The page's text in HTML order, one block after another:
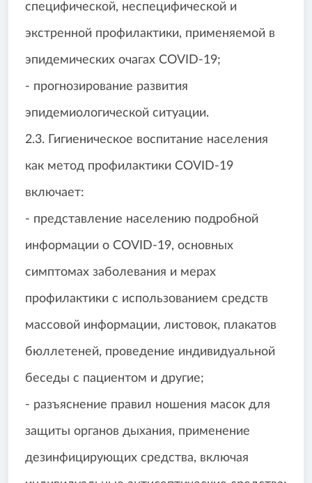
специфической, неспецифической и
экстренной профилактики, применяемой в
эпидемических очагах COVID-19;
- прогнозирование развития
эпидемиологической ситуации.
2.3. Гигиеническое воспитание населения
как метод профилактики COVID-19
включает:
- представление населению подробной
информации о COVID-19, основных
симптомах заболевания и мерах
профилактики с использованием средств
массовой информации, листовок, плакатов
бюллетеней, проведение индивидуальной
беседы с пациентом и другие;
- разъяснение правил ношения масок для
защиты органов дыхания, применение
дезинфицирующих средства, включая